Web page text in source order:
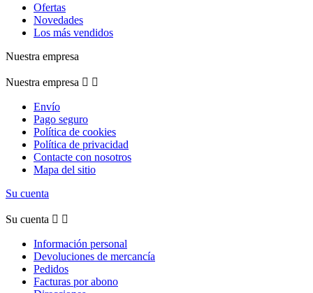
Ofertas
Novedades
Los más vendidos
Nuestra empresa
Nuestra empresa  
Envío
Pago seguro
Política de cookies
Política de privacidad
Contacte con nosotros
Mapa del sitio
Su cuenta
Su cuenta  
Información personal
Devoluciones de mercancía
Pedidos
Facturas por abono